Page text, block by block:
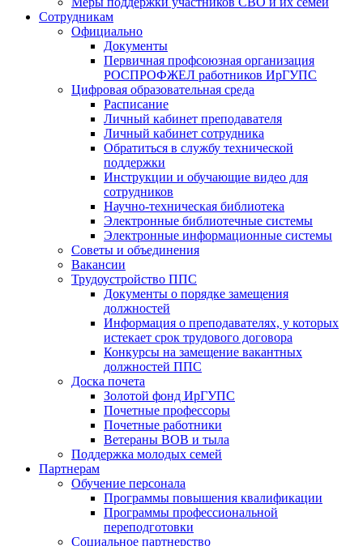
Сотрудникам
Официально
Документы
Первичная профсоюзная организация
РОСПРОФЖЕЛ работников ИрГУПС
Цифровая образовательная среда
Расписание
Личный кабинет преподавателя
Личный кабинет сотрудника
Обратиться в службу технической
поддержки
Инструкции и обучающие видео для
сотрудников
Научно-техническая библиотека
Электронные библиотечные системы
Электронные информационные системы
Советы и объединения
Вакансии
Трудоустройство ППС
Документы о порядке замещения
должностей
Информация о преподавателях, у которых
истекает срок трудового договора
Конкурсы на замещение вакантных
должностей ППС
Доска почета
Золотой фонд ИрГУПС
Почетные профессоры
Почетные работники
Ветераны ВОВ и тыла
Поддержка молодых семей
Партнерам
Обучение персонала
Программы повышения квалификации
Программы профессиональной
переподготовки
Социальное партнерство